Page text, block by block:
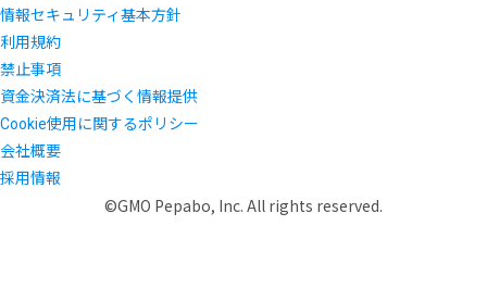
情報セキュリティ基本方針
利用規約
禁止事項
資金決済法に基づく情報提供
Cookie使用に関するポリシー
会社概要
採用情報
©GMO Pepabo, Inc. All rights reserved.